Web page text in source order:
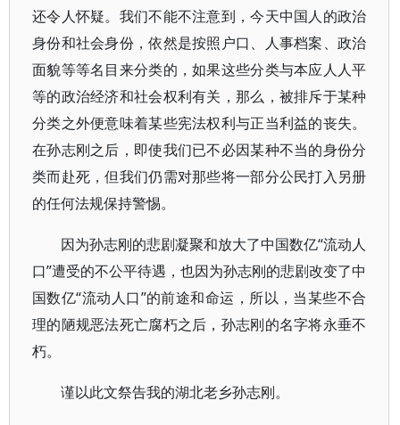
还令人怀疑。我们不能不注意到，今天中国人的政治
身份和社会身份，依然是按照户口、人事档案、政治
面貌等等名目来分类的，如果这些分类与本应人人平
等的政治经济和社会权利有关，那么，被排斥于某种
分类之外便意味着某些宪法权利与正当利益的丧失。
在孙志刚之后，即使我们已不必因某种不当的身份分
类而赴死，但我们仍需对那些将一部分公民打入另册
的任何法规保持警惕。
因为孙志刚的悲剧凝聚和放大了中国数亿“流动人
口”遭受的不公平待遇，也因为孙志刚的悲剧改变了中
国数亿“流动人口”的前途和命运，所以，当某些不合
理的陋规恶法死亡腐朽之后，孙志刚的名字将永垂不
朽。
谨以此文祭告我的湖北老乡孙志刚。